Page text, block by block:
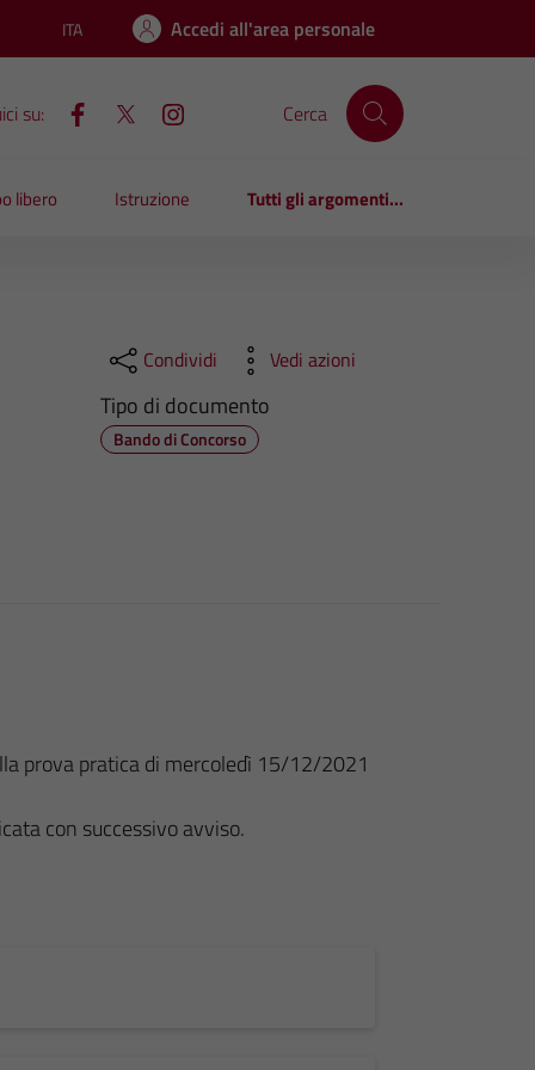
Lingua attiva:
ITA Accedi all'area personale
su: Cerca
libero Istruzione Tutti gli argomenti...
Condividi Vedi azioni
Tipo di documento
Bando di Concorso
prova pratica di mercoledì 15/12/2021
con successivo avviso.